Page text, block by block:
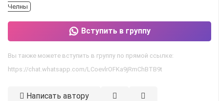
Челны
Вступить в группу
Вы также можете вступить в группу по прямой ссылке:
https://chat.whatsapp.com/LCoevlrOFKa9jRmChBTB9t
Написать автору